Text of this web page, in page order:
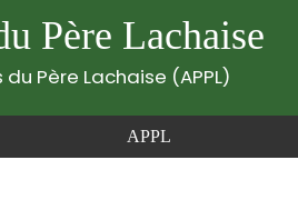
Père Lachaise
Père Lachaise (APPL)
APPL